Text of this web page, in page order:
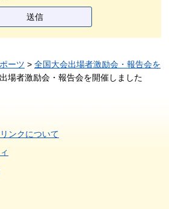
ーツ > 全国大会出場者激励会・報告会を
場者激励会・報告会を開催しました
ンクについて